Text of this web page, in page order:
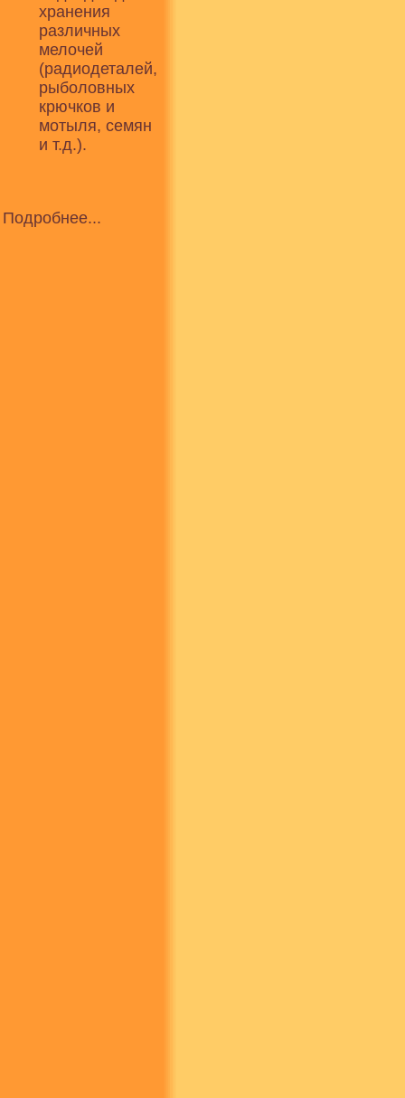
хранения
различных
мелочей
(радиодеталей,
рыболовных
крючков и
мотыля, семян
и т.д.).
Подробнее...